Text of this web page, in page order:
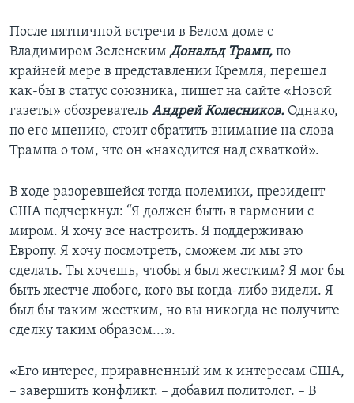
После пятничной встречи в Белом доме с
Владимиром Зеленским Дональд Трамп, по
крайней мере в представлении Кремля, перешел
как-бы в статус союзника, пишет на сайте «Новой
газеты» обозреватель Андрей Колесников. Однако,
по его мнению, стоит обратить внимание на слова
Трампа о том, что он «находится над схваткой».
В ходе разоревшейся тогда полемики, президент
США подчеркнул: “Я должен быть в гармонии с
миром. Я хочу все настроить. Я поддерживаю
Европу. Я хочу посмотреть, сможем ли мы это
сделать. Ты хочешь, чтобы я был жестким? Я мог бы
быть жестче любого, кого вы когда-либо видели. Я
был бы таким жестким, но вы никогда не получите
сделку таким образом...».
«Его интерес, приравненный им к интересам США,
– завершить конфликт. – добавил политолог. – В